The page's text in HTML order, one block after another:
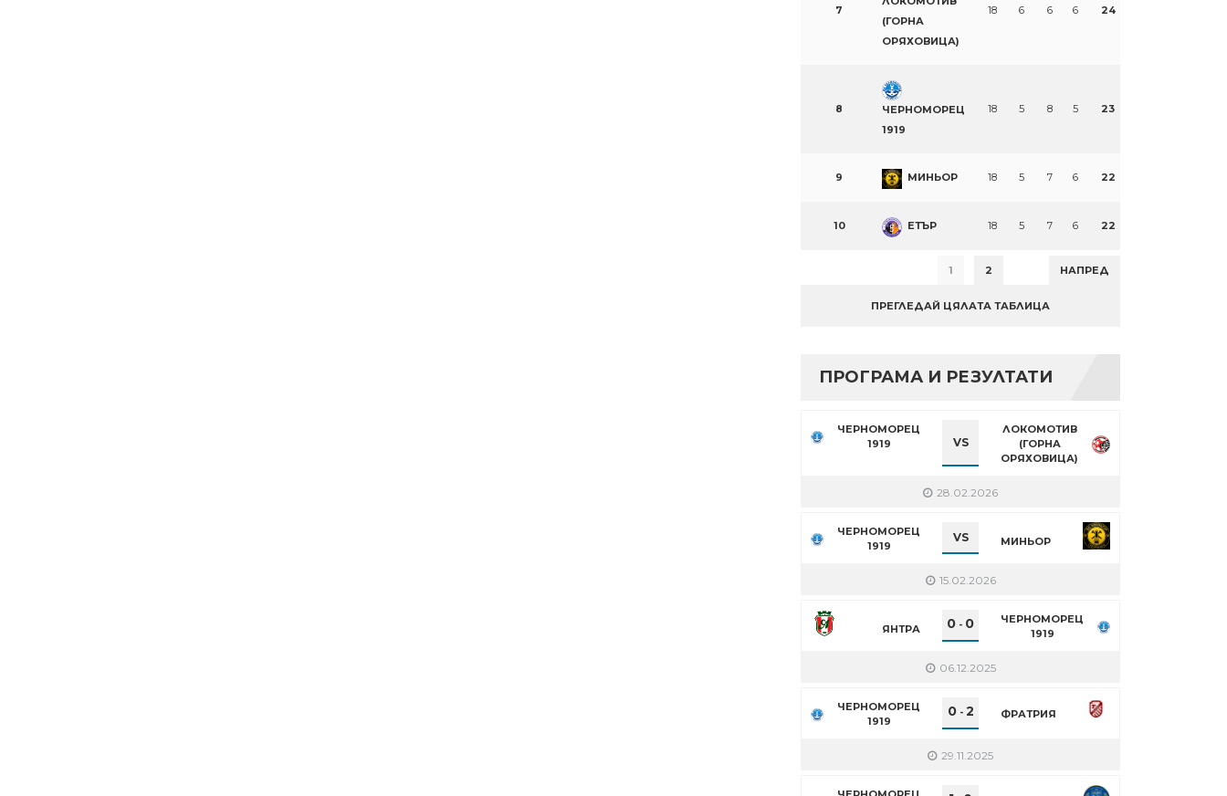
7
(ГОРНА
ОРЯХОВИЦА)
18 6 6 6 24
8
ЧЕРНОМОРЕЦ
1919
18 5 8 5 23
9 МИНЬОР 18 5 7 6 22
10 ЕТЪР 18 5 7 6 22
1 2 НАПРЕД
ПРЕГЛЕДАЙ ЦЯЛАТА ТАБЛИЦА
ПРОГРАМА И РЕЗУЛТАТИ
ЧЕРНОМОРЕЦ
1919
VS
ЛОКОМОТИВ
(ГОРНА
ОРЯХОВИЦА)
28.02.2026
ЧЕРНОМОРЕЦ
1919
VS МИНЬОР
15.02.2026
ЯНТРА 0 - 0
ЧЕРНОМОРЕЦ
1919
06.12.2025
ЧЕРНОМОРЕЦ
1919
0- 2 ФРАТРИЯ
29.11.2025